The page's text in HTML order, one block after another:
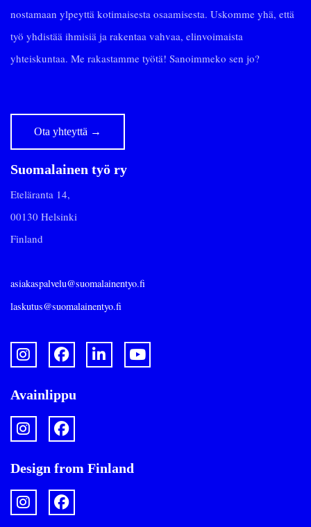
nostamaan ylpeyttä kotimaisesta osaamisesta. Uskomme yhä, että
työ yhdistää ihmisiä ja rakentaa vahvaa, elinvoimaista
yhteiskuntaa. Me rakastamme työtä! Sanoimmeko sen jo?
Ota yhteyttä →
Suomalainen työ ry
Eteläranta 14,
00130 Helsinki
Finland
asiakaspalvelu@suomalainentyo.fi
laskutus@suomalainentyo.fi
Avainlippu
Design from Finland